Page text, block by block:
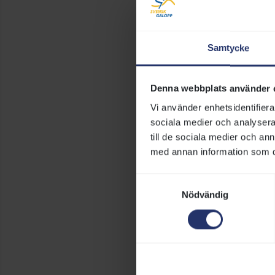
Samtycke
Denna webbplats använder
Vi använder
sociala medier och
till de sociala medier och
med annan information som
Nödvändig
projektgrupp,
beslutat.
koordinator i
projektledare
signeras
detta avtal